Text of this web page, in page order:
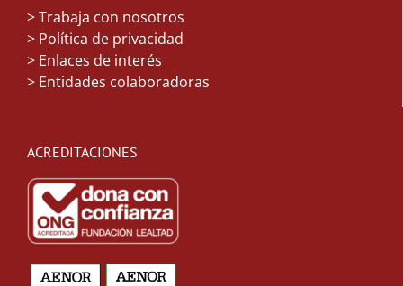
>Trabaja con nosotros
> Política de privacidad
> Enlaces de interés
> Entidades colaboradoras
ACREDITACIONES